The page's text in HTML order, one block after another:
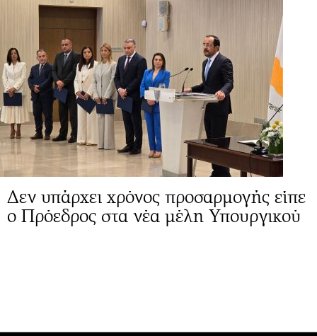
Δεν υπάρχει χρόνος προσαρμογής είπε
ο Πρόεδρος στα νέα μέλη Υπουργικού